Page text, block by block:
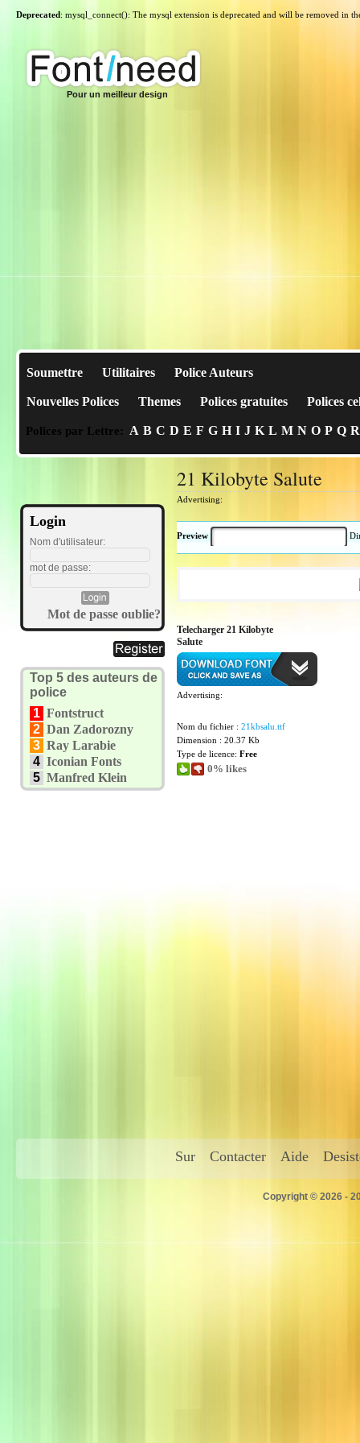
Deprecated: mysql_connect(): The mysql extension is deprecated and will be removed in
Pour un meilleur design
Soumettre Utilitaires Police Auteurs
Nouvelles Polices Themes Polices gratuites Polices
Polices par Lettre: A B C D E F G H I J K L M N O P Q R
Login
Nom d'utilisateur:
mot de passe:
Mot de passe oublie?
Top 5 des auteurs de
police
1 Fontstruct
2 Dan Zadorozny
3 Ray Larabie
4 Iconian Fonts
5 Manfred Klein
21 Kilobyte Salute
Advertising:
Preview
Telecharger 21 Kilobyte
Salute
Advertising:
Nom du fichier : 21kbsalu.ttf
Dimension : 20.37 Kb
Type de licence: Free
0% likes
Sur Contacter Aide
Copyright © 2026 -